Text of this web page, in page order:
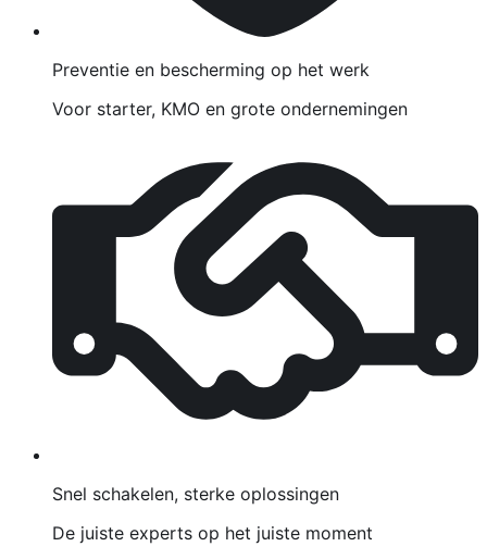
Preventie en bescherming op het werk
Voor starter, KMO en grote ondernemingen
Snel schakelen, sterke oplossingen
De juiste experts op het juiste moment